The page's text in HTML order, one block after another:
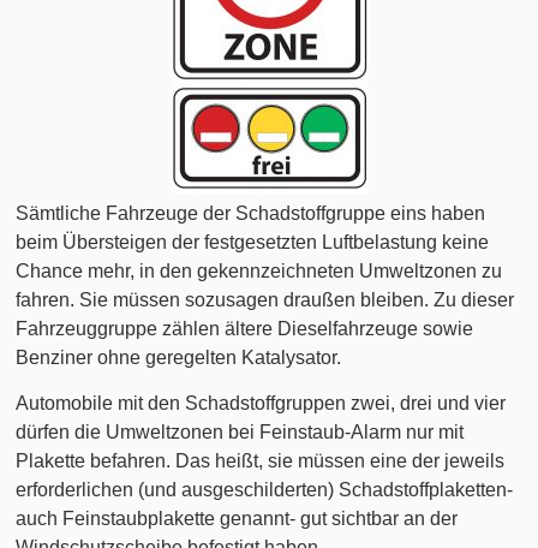
Sämtliche Fahrzeuge der Schadstoffgruppe eins haben
beim Übersteigen der festgesetzten Luftbelastung keine
Chance mehr, in den gekennzeichneten Umweltzonen zu
fahren. Sie müssen sozusagen draußen bleiben. Zu dieser
Fahrzeuggruppe zählen ältere Dieselfahrzeuge sowie
Benziner ohne geregelten Katalysator.
Automobile mit den Schadstoffgruppen zwei, drei und vier
dürfen die Umweltzonen bei Feinstaub-Alarm nur mit
Plakette befahren. Das heißt, sie müssen eine der jeweils
erforderlichen (und ausgeschilderten) Schadstoffplaketten-
auch Feinstaubplakette genannt- gut sichtbar an der